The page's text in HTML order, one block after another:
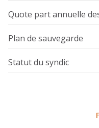
Quote part annuelle
Plan de sauvegarde
Statut du syndic